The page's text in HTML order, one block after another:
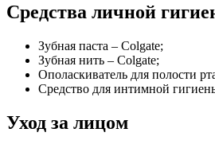
Средства личной
Зубная паста – Colgate;
Зубная нить – Colgate;
Ополаскиватель для полости
Средство для интимной
Уход за лицом